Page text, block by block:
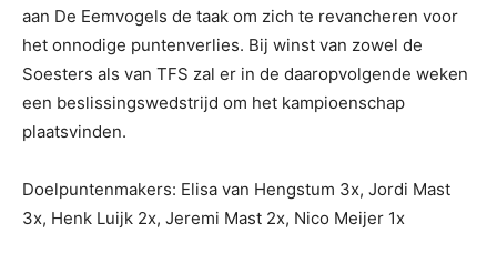
aan De Eemvogels de taak om zich te revancheren voor
het onnodige puntenverlies. Bij winst van zowel de
Soesters als van TFS zal er in de daaropvolgende weken
een beslissingswedstrijd om het kampioenschap
plaatsvinden.
Doelpuntenmakers: Elisa van Hengstum 3x, Jordi Mast
3x, Henk Luijk 2x, Jeremi Mast 2x, Nico Meijer 1x